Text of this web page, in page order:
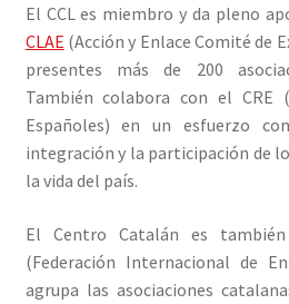
El CCL es miembro y da pleno
CLAE (Acción y Enlace Comité de
presentes más de 200
También colabora con el CRE
Españoles) en un esfuerzo
integración y la participación de
la vida del país.
El Centro Catalán es
(Federación Internacional de
agrupa las asociaciones